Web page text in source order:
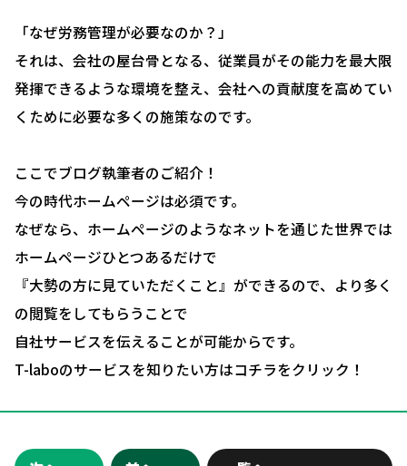
お問い合わせ・相談予約
「なぜ労務管理が必要なのか？」
それは、会社の屋台骨となる、従業員がその能力を最大限
発揮できるような環境を整え、会社への貢献度を高めてい
くために必要な多くの施策なのです。
ここでブログ執筆者のご紹介！
今の時代ホームページは必須です。
なぜなら、ホームページのようなネットを通じた世界では
ホームページひとつあるだけで
『大勢の方に見ていただくこと』ができるので、より多く
の閲覧をしてもらうことで
自社サービスを伝えることが可能からです。
T-laboのサービスを知りたい方はコチラをクリック！